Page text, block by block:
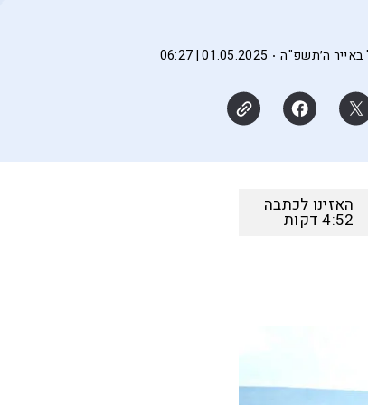
באייר ה׳תשפ"ה 01.05.2025 | 06:27
האזינו לכתבה
4:52דקות